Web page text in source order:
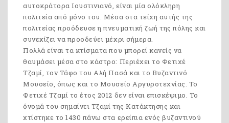
αυτοκράτορα Ιουστινιανό, είναι μία ολόκληρη
πολιτεία από μόνο του. Μέσα στα τείχη αυτής της
πολιτείας προόδευσε η πνευματική ζωή της πόλης και
συνεχίζει να προοδεύει μέχρι σήμερα.
Πολλά είναι τα κτίσματα που μπορεί κανείς να
θαυμάσει μέσα στο κάστρο: Περιέχει το Φετιχέ
Τζαμί, τον Τάφο του Αλή Πασά και το Βυζαντινό
Μουσείο, όπως και το Μουσείο Αργυροτεχνίας. Το
Φετιχέ Τζαμί το έτος 2012 δεν είναι επισκέψιμο. Το
όνομά του σημαίνει Τζαμί της Κατάκτησης και
χτίστηκε το 1430 πάνω στα ερείπια ενός βυζαντινού